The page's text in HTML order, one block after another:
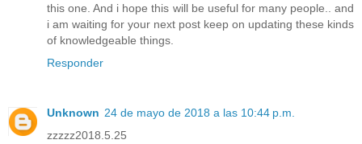
this one. And i hope this will be useful for many people.. and
i am waiting for your next post keep on updating these kinds
of knowledgeable things.
Responder
Unknown 24 de mayo de 2018 a las 10:44 p.m.
zzzzz2018.5.25